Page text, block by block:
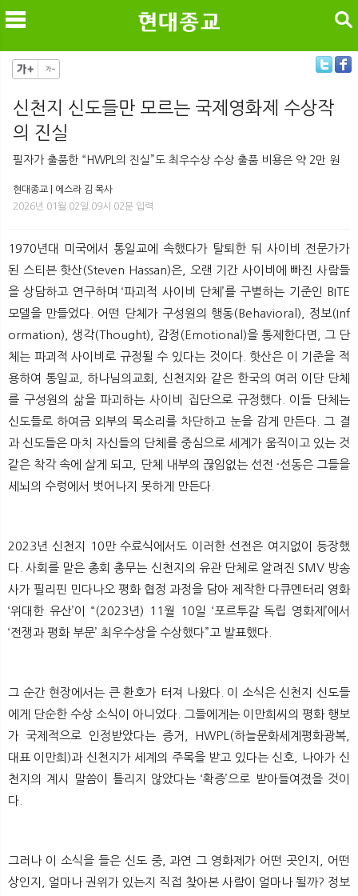
메
뉴 색
검색
신천지 신도들만 모르는 국제영화제 수상작
의 진실
필자가 출품한 “HWPL의 진실”도 최우수상 수상 출품 비용은 약 2만 원
현대종교 | 에스라 김 목사
2026년 01월 02일 09시 02분 입력
1970년대 미국에서 통일교에 속했다가 탈퇴한 뒤 사이비 전문가가
된 스티븐 핫산(Steven Hassan)은, 오랜 기간 사이비에 빠진 사람들
을 상담하고 연구하며 ‘파괴적 사이비 단체’를 구별하는 기준인 BITE
모델을 만들었다. 어떤 단체가 구성원의 행동(Behavioral), 정보(Inf
ormation), 생각(Thought), 감정(Emotional)을 통제한다면, 그 단
체는 파괴적 사이비로 규정될 수 있다는 것이다. 핫산은 이 기준을 적
용하여 통일교, 하나님의교회, 신천지와 같은 한국의 여러 이단 단체
를 구성원의 삶을 파괴하는 사이비 집단으로 규정했다. 이들 단체는
신도들로 하여금 외부의 목소리를 차단하고 눈을 감게 만든다. 그 결
과 신도들은 마치 자신들의 단체를 중심으로 세계가 움직이고 있는 것
같은 착각 속에 살게 되고, 단체 내부의 끊임없는 선전 ·선동은 그들을
세뇌의 수렁에서 벗어나지 못하게 만든다.
2023년 신천지 10만 수료식에서도 이러한 선전은 여지없이 등장했
다. 사회를 맡은 총회 총무는 신천지의 유관 단체로 알려진 SMV 방송
사가 필리핀 민다나오 평화 협정 과정을 담아 제작한 다큐멘터리 영화
‘위대한 유산’이 “(2023년) 11월 10일 ‘포르투갈 독립 영화제’에서
‘전쟁과 평화 부문’ 최우수상을 수상했다”고 발표했다.
그 순간 현장에서는 큰 환호가 터져 나왔다. 이 소식은 신천지 신도들
에게 단순한 수상 소식이 아니었다. 그들에게는 이만희씨의 평화 행보
가 국제적으로 인정받았다는 증거, HWPL(하늘문화세계평화광복,
대표 이만희)과 신천지가 세계의 주목을 받고 있다는 신호, 나아가 신
천지의 계시 말씀이 틀리지 않았다는 ‘확증’으로 받아들여졌을 것이
다.
그러나 이 소식을 들은 신도 중, 과연 그 영화제가 어떤 곳인지, 어떤
상인지, 얼마나 권위가 있는지 직접 찾아본 사람이 얼마나 될까? 정보